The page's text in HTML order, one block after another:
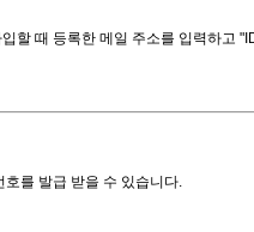
할 때 등록한 메일 주소를 입력하고
를 발급 받을 수 있습니다.